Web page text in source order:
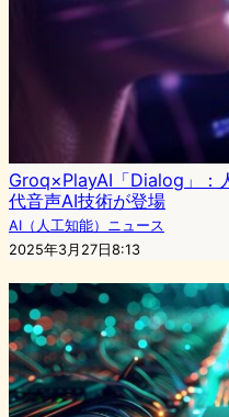
Groq×PlayAI「Dialog」：
代音声AI技術が登場
AI（人工知能）ニュース
2025年3月27日8:13